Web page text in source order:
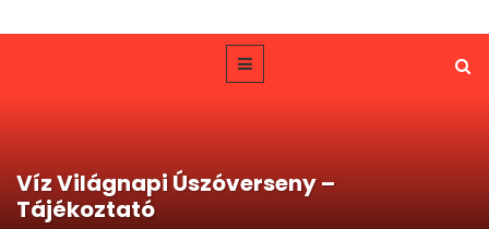
Víz Világnapi Úszóverseny –
Tájékoztató